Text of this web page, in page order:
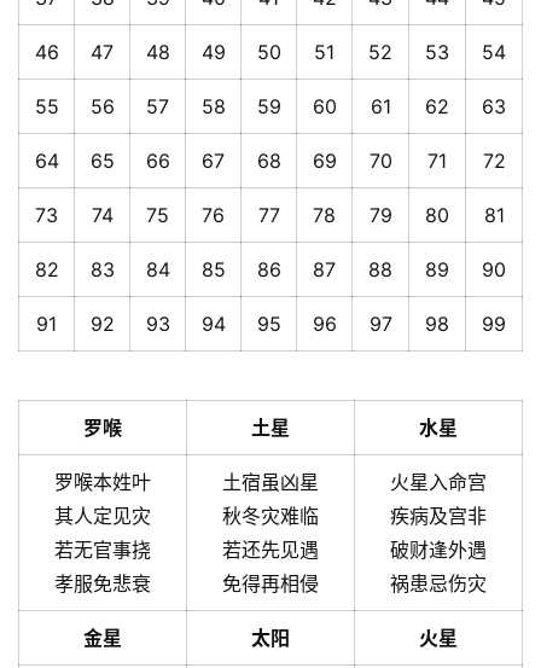
46 47 48 49 50 51 52 53 54
55 56 57 58 59 60 61 62 63
64 65 66 67 68 69 70 71 72
73 74 75 76 77 78 79 80 81
82 83 84 85 86 87 88 89 90
91 92 93 94 95 96 97 98 99
罗喉 土星 水星
罗喉本姓叶
其人定见灾
若无官事挠
孝服免悲衰
土宿虽凶星
秋冬灾难临
若还先见遇
免得再相侵
火星入命宫
疾病及宫非
破财逢外遇
祸患忌伤灾
金星 太阳 火星